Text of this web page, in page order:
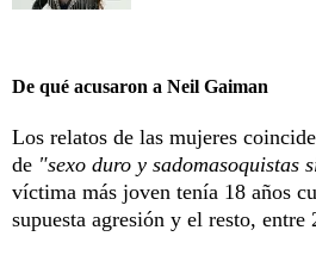
De qué acusaron a Neil Gaiman
Los relatos de las mujeres
de "sexo duro y sadomasoquistas
víctima más joven tenía 18 años
supuesta agresión y el resto, entre